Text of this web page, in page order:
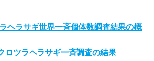
ヘラサギ世界一斉個体数調査結果の概
ロツラヘラサギ一斉調査の結果